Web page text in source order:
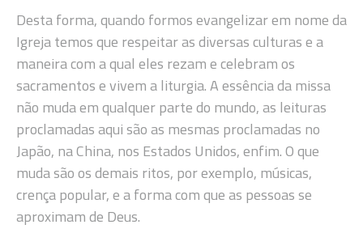
Desta forma, quando formos evangelizar em nome da
Igreja temos que respeitar as diversas culturas e a
maneira com a qual eles rezam e celebram os
sacramentos e vivem a liturgia. A essência da missa
não muda em qualquer parte do mundo, as leituras
proclamadas aqui são as mesmas proclamadas no
Japão, na China, nos Estados Unidos, enfim. O que
muda são os demais ritos, por exemplo, músicas,
crença popular, e a forma com que as pessoas se
aproximam de Deus.